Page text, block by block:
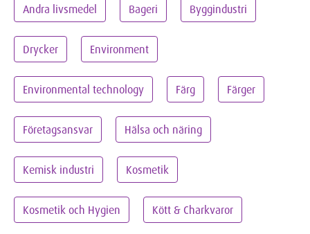
Andra livsmedel Bageri Byggindustri
Drycker Environment
Environmental technology Färg Färger
Företagsansvar Hälsa och näring
Kemisk industri Kosmetik
Kosmetik och Hygien Kött & Charkvaror